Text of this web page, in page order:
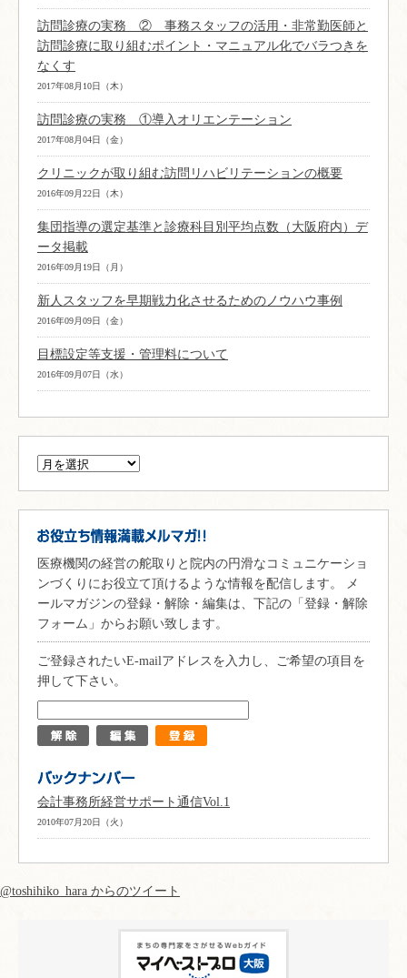
訪問診療の実務 ② 事務スタッフの活用・非常勤医師と
訪問診療に取り組むポイント・マニュアル化でバラつきを
なくす
2017年08月10日（木）
訪問診療の実務 ①導入オリエンテーション
2017年08月04日（金）
クリニックが取り組む訪問リハビリテーションの概要
2016年09月22日（木）
集団指導の選定基準と診療科目別平均点数（大阪府内）デ
ータ掲載
2016年09月19日（月）
新人スタッフを早期戦力化させるためのノウハウ事例
2016年09月09日（金）
目標設定等支援・管理料について
2016年09月07日（水）
医療機関の経営の舵取りと院内の円滑なコミュニケーショ
ンづくりにお役立て頂けるような情報を配信します。 メ
ールマガジンの登録・解除・編集は、下記の「登録・解除
フォーム」からお願い致します。
ご登録されたいE-mailアドレスを入力し、ご希望の項目を
押して下さい。
会計事務所経営サポート通信Vol.1
2010年07月20日（火）
@toshihiko_hara からのツイート